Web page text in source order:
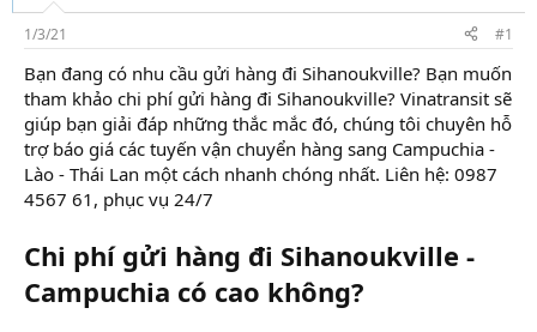
s
t
a
r
t
e
r
i
1/3/21 #1
Bạn đang có nhu cầu gửi hàng đi Sihanoukville? Bạn muốn
tham khảo chi phí gửi hàng đi Sihanoukville? Vinatransit sẽ
giúp bạn giải đáp những thắc mắc đó, chúng tôi chuyên hỗ
trợ báo giá các tuyến vận chuyển hàng sang Campuchia -
Lào - Thái Lan một cách nhanh chóng nhất. Liên hệ: 0987
4567 61, phục vụ 24/7
Chi phí gửi hàng đi Sihanoukville -
Campuchia có cao không?